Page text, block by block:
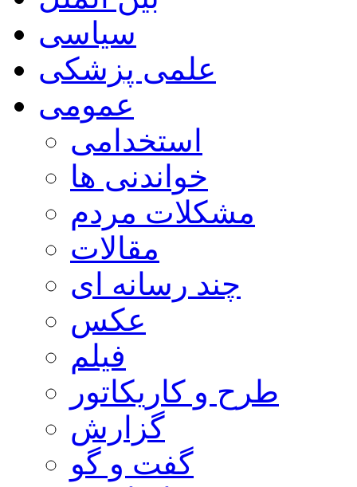
سیاسی
علمی پزشکی
عمومی
استخدامی
خواندنی ها
مشکلات مردم
مقالات
چند رسانه ای
عکس
فیلم
طرح و کاریکاتور
گزارش
گفت و گو